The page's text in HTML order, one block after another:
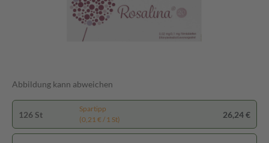
Abbildung kann abweichen
126 St
Spartipp
(0,21 € / 1 St)
26,24 €